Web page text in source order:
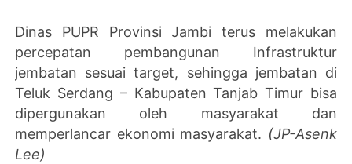
Dinas PUPR Provinsi Jambi terus melakukan
percepatan pembangunan Infrastruktur
jembatan sesuai target, sehingga jembatan di
Teluk Serdang – Kabupaten Tanjab Timur bisa
dipergunakan oleh masyarakat dan
memperlancar ekonomi masyarakat. (JP-Asenk
Lee)